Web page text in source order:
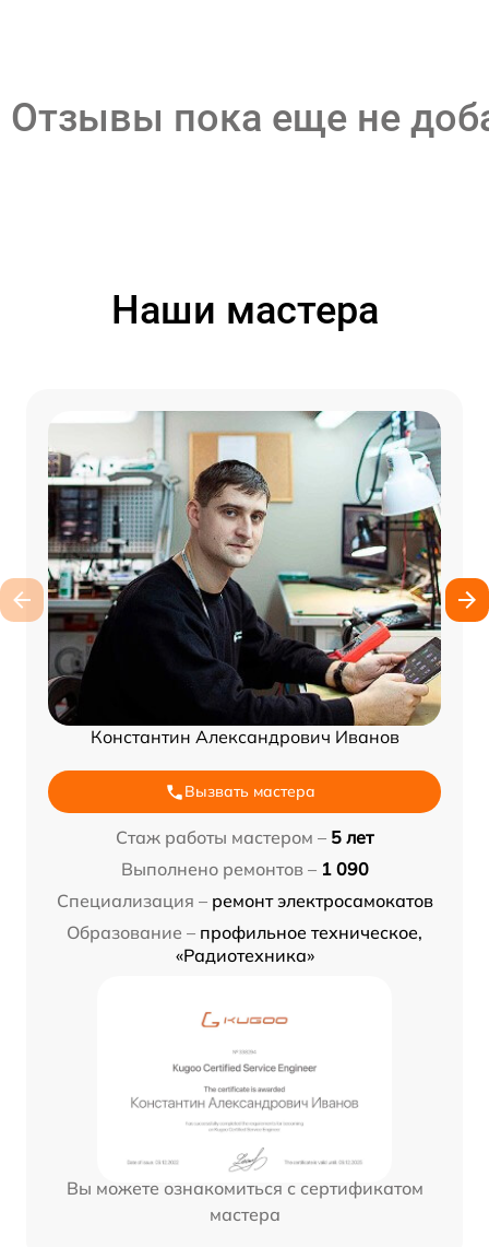
Отзывы пока еще не
Наши мастера
Константин Александрович Иванов
Вызвать мастера
Стаж работы мастером – 5 лет
Выполнено ремонтов – 1 090
Специализация – ремонт электросамокатов
Образование – профильное техническое,
«Радиотехника»
Вы можете ознакомиться с сертификатом
мастера